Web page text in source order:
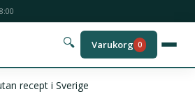
🔍 Varukorg 0
recept i Sverige